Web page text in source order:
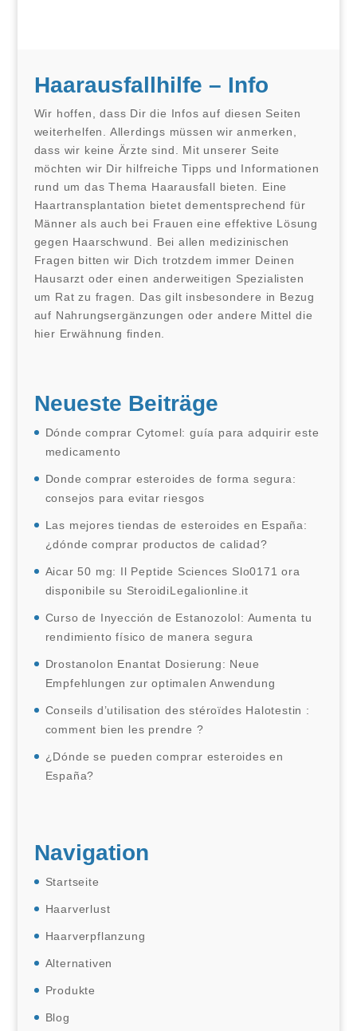
Haarausfallhilfe – Info
Wir hoffen, dass Dir die Infos auf diesen Seiten
weiterhelfen. Allerdings müssen wir anmerken,
dass wir keine Ärzte sind. Mit unserer Seite
möchten wir Dir hilfreiche Tipps und Informationen
rund um das Thema Haarausfall bieten. Eine
Haartransplantation bietet dementsprechend für
Männer als auch bei Frauen eine effektive Lösung
gegen Haarschwund. Bei allen medizinischen
Fragen bitten wir Dich trotzdem immer Deinen
Hausarzt oder einen anderweitigen Spezialisten
um Rat zu fragen. Das gilt insbesondere in Bezug
auf Nahrungsergänzungen oder andere Mittel die
hier Erwähnung finden.
Neueste Beiträge
Dónde comprar Cytomel: guía para adquirir este
medicamento
Donde comprar esteroides de forma segura:
consejos para evitar riesgos
Las mejores tiendas de esteroides en España:
¿dónde comprar productos de calidad?
Aicar 50 mg: Il Peptide Sciences Slo0171 ora
disponibile su SteroidiLegalionline.it
Curso de Inyección de Estanozolol: Aumenta tu
rendimiento físico de manera segura
Drostanolon Enantat Dosierung: Neue
Empfehlungen zur optimalen Anwendung
Conseils d’utilisation des stéroïdes Halotestin :
comment bien les prendre ?
¿Dónde se pueden comprar esteroides en
España?
Navigation
Startseite
Haarverlust
Haarverpflanzung
Alternativen
Produkte
Blog